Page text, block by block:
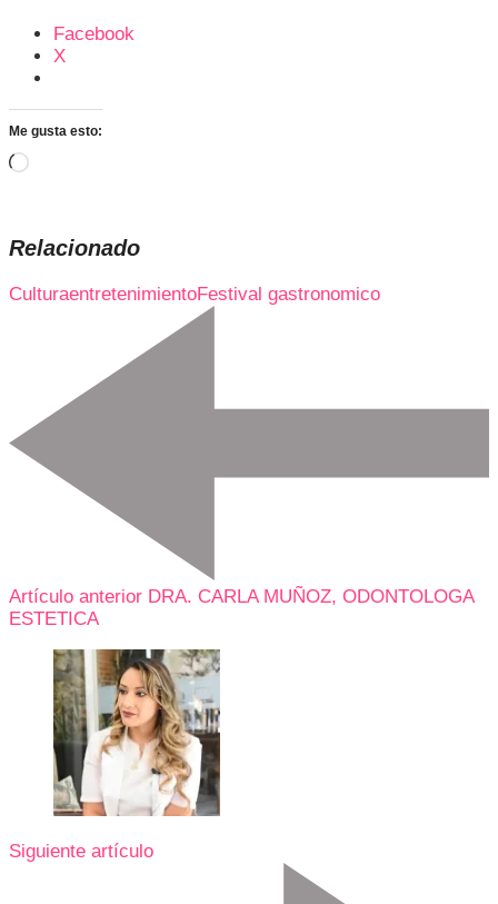
Facebook
X
Me gusta esto:
Cargando...
Relacionado
CulturaentretenimientoFestival gastronomico
Artículo anterior DRA. CARLA MUÑOZ, ODONTOLOGA
ESTETICA
Siguiente artículo